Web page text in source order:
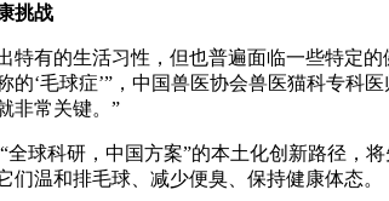
挑战
的生活习性，但也普遍面临一些特定的
的‘毛球症’”，中国兽医协会兽医猫科专
非常关键。”
科研，中国方案”的本土化创新路径，
温和排毛球、减少便臭、保持健康体态。